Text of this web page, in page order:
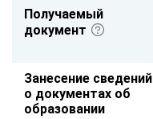
Получаемый
документ
Занесение сведений
о документах об
образовании